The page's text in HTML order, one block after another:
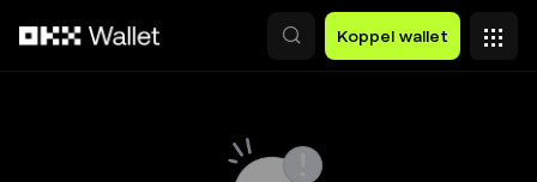
Koppel wallet